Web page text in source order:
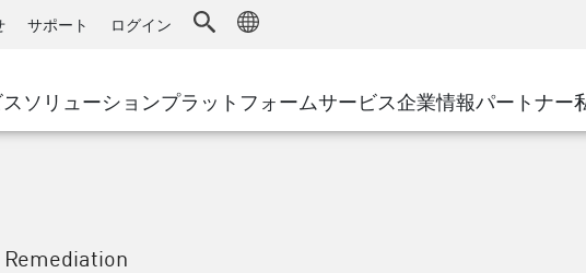
SASE
ソリューション
IoTセキュリティソリューション
Secure Access Service Edge
脅威ハンティング
地方自治体
通信事業者/サービス プロバイ
プラットフォームサービス
のマネージドファイアウォール
企業情報イベント&ウェビ
パートナー
Google Cloud Platform
サポート ログイン
Remediation